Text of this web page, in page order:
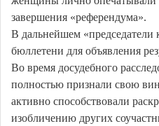
завершения «референдума».
В дальнейшем «председатели
бюллетени для объявления
Во время досудебного
полностью признали свою
активно способствовали
изобличению других